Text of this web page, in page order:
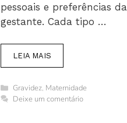
pessoais e preferências da
gestante. Cada tipo …
LEIA MAIS
Categorias
Gravidez, Maternidade
Deixe um comentário